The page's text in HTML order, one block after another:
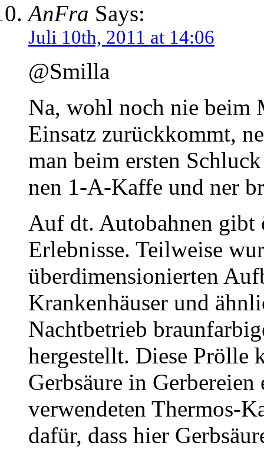
AnFra Says:
Juli 10th, 2011 at 14:06
@Smilla
Na, wohl noch nie beim
Einsatz zurückkommt,
man beim ersten
nen 1-A-Kaffe und ner
Auf dt. Autobahnen gibt
Erlebnisse. Teilweise
überdimensionierten
Krankenhäuser und
Nachtbetrieb
hergestellt. Diese Prölle
Gerbsäure in
verwendeten Thermos-
dafür, dass hier